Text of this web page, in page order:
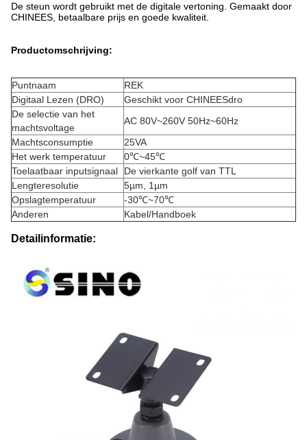
De steun wordt gebruikt met de digitale vertoning. Gemaakt door
CHINEES, betaalbare prijs en goede kwaliteit.
Productomschrijving:
Puntnaam
REK
Digitaal Lezen (DRO)
Geschikt voor CHINEESdro
De selectie van het
machtsvoltage
AC 80V~260V 50Hz~60Hz
Machtsconsumptie
25VA
Het werk temperatuur
0℃~45℃
Toelaatbaar inputsignaal
De vierkante golf van TTL
Lengteresolutie
5µm, 1µm
Opslagtemperatuur
-30℃~70℃
Anderen
Kabel/Handboek
Detailinformatie: